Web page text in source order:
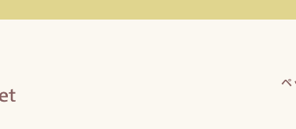
ペ